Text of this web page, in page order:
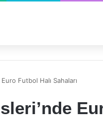
Futbol Halı Sahaları